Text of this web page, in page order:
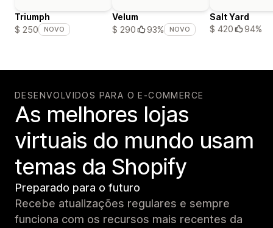
Triumph
$ 250
NOVO
Velum
$ 290
93% NOVO
Salt Yard
$ 420
94%
DESENVOLVIDOS PARA O E-COMMERCE
As melhores lojas
virtuais do mundo usam
temas da Shopify
Preparado para o futuro
Recebe atualizações regulares e sempre
funciona com os recursos mais recentes da